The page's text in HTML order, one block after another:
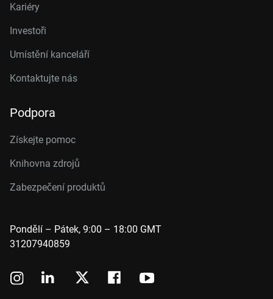
Kariéry
Investoři
Umístění kanceláří
Kontaktujte nás
Podpora
Získejte pomoc
Knihovna zdrojů
Zabezpečení produktů
Pondělí – Pátek, 9:00 – 18:00 GMT
31207940859